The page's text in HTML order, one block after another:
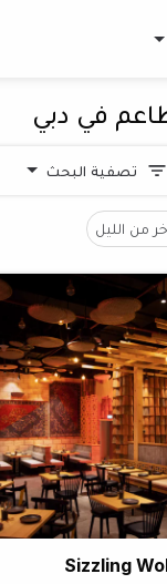
في دبي
تصفية البحث
من الليل
Sizzling